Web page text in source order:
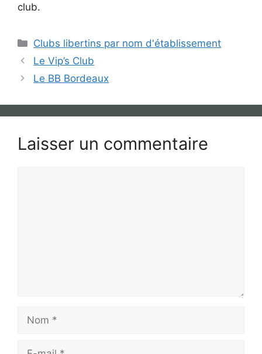
club.
Catégories
Clubs libertins par nom d'établissement
Le Vip’s Club
Le BB Bordeaux
Laisser un commentaire